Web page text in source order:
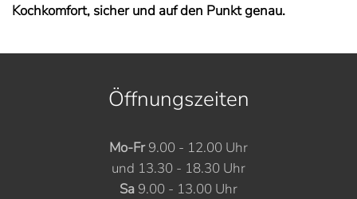
Kochkomfort, sicher und auf den Punkt genau.
Öffnungszeiten
Mo-Fr9.00 - 12.00 Uhr
und 13.30 - 18.30 Uhr
Sa 9.00 - 13.00 Uhr